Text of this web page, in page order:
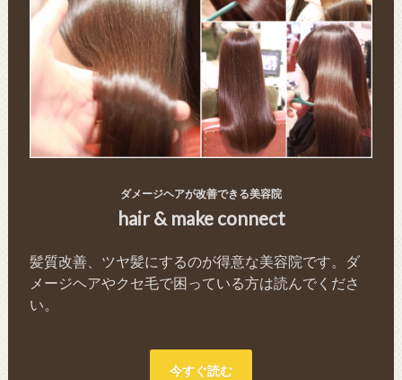
ダメージヘアが改善できる美容院
hair & make connect
髪質改善、ツヤ髪にするのが得意な美容院です。ダ
メージヘアやクセ毛で困っている方は読んでくださ
い。
今すぐ読む